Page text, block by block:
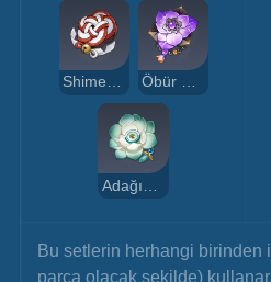
Shimenawa'nın Hatırası Öbür Dünya Zincifresi
Bu setlerin herhangi birinden
parça olacak şekilde)